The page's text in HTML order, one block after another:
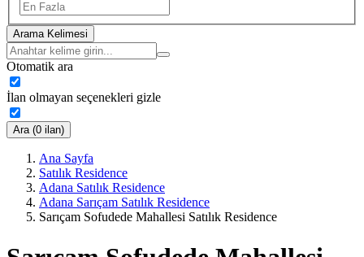
Arama Kelimesi
Otomatik ara
İlan olmayan seçenekleri gizle
Ara (0 ilan)
Ana Sayfa
Satılık Residence
Adana Satılık Residence
Adana Sarıçam Satılık Residence
Sarıçam Sofudede Mahallesi Satılık Residence